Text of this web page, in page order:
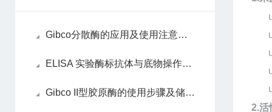
Gibco分散酶的应用及使用注意事项
ELISA 实验酶标抗体与底物操作——显色反应核心要点
Gibco II型胶原酶的使用步骤及储存事项
2.活